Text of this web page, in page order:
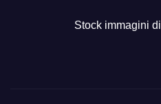
Stock immagini di